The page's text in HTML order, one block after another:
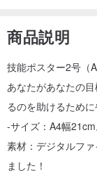
商品説明
技能ポスター2号（
あなたがあなたの
るのを助けるため
-サイズ：A4幅21cm
素材：デジタルフ
ました！